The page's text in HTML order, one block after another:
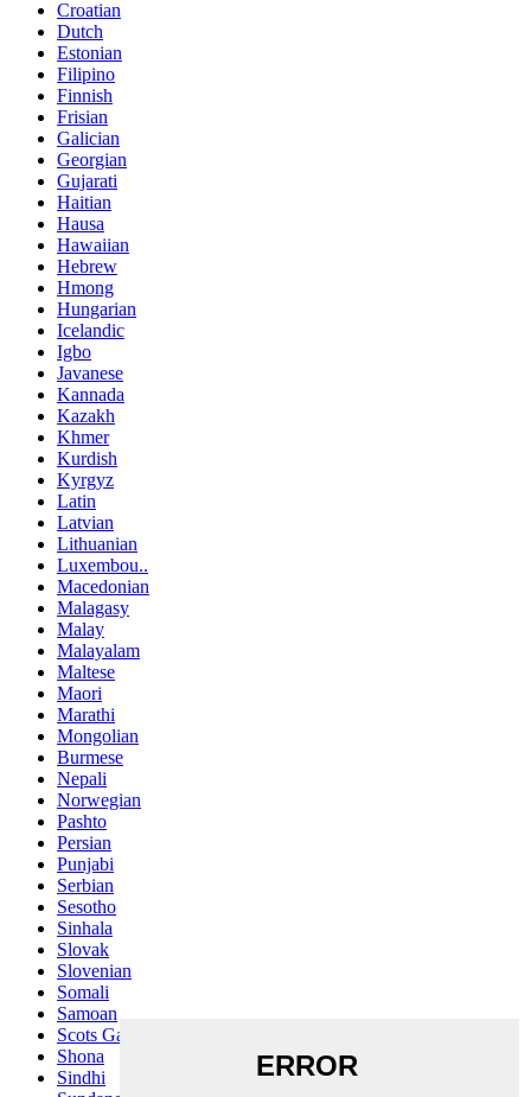
Croatian
Dutch
Estonian
Filipino
Finnish
Frisian
Galician
Georgian
Gujarati
Haitian
Hausa
Hawaiian
Hebrew
Hmong
Hungarian
Icelandic
Igbo
Javanese
Kannada
Kazakh
Khmer
Kurdish
Kyrgyz
Latin
Latvian
Lithuanian
Luxembou..
Macedonian
Malagasy
Malay
Malayalam
Maltese
Maori
Marathi
Mongolian
Burmese
Nepali
Norwegian
Pashto
Persian
Punjabi
Serbian
Sesotho
Sinhala
Slovak
Slovenian
Somali
Samoan
Scots Gaelic
Shona
Sindhi